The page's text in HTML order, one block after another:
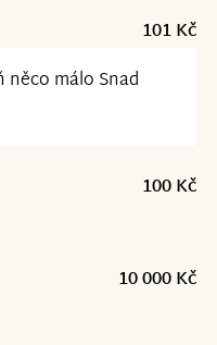
101 Kč
něco málo Snad
100 Kč
10 000 Kč